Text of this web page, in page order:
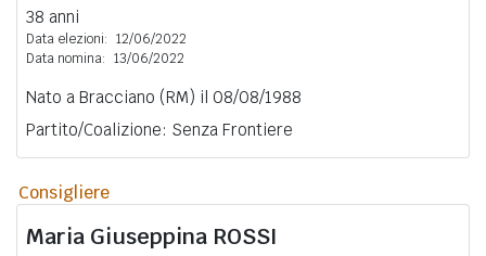
38 anni
Data elezioni: 12/06/2022
Data nomina: 13/06/2022
Nato a Bracciano (RM) il 08/08/1988
Partito/Coalizione: Senza Frontiere
Consigliere
Maria Giuseppina ROSSI